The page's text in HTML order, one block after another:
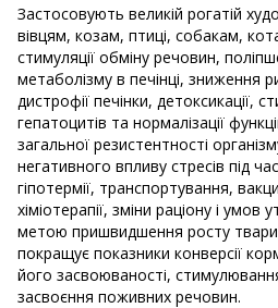
Застосовують великій рогатій
вівцям, козам, птиці, собакам,
стимуляції обміну речовин,
метаболізму в печінці, зниження
дистрофії печінки, детоксикації,
гепатоцитів та нормалізації
загальної резистентності
негативного впливу стресів під
гіпотермії, транспортування,
хіміотерапії, зміни раціону і
метою пришвидшення росту
покращує показники конверсії
його засвоюваності,
засвоєння поживних речовин.